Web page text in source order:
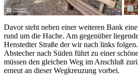
Davor steht neben einer weiteren Bank
rund um die Hache. Am gegenüber
Henstedter Straße der wir nach links
Abstecher nach Süden führt zu einer
müssen den gleichen Weg im Anschluß
erneut an dieser Wegkreuzung vorbei.